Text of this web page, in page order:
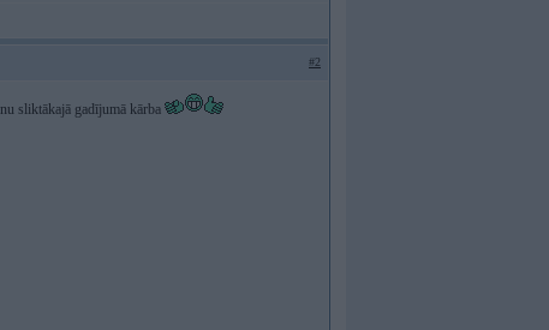
#2
nu sliktākajā gadījumā kārba